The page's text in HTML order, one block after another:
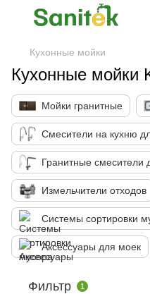
Кухонные мойки
Кухонные мойки
Мойки гранитные
Смесители на кухню
Гранитные смесители
Измельчители отходов
Системы сортировки
Аксессуары для моек
Фильтр 1